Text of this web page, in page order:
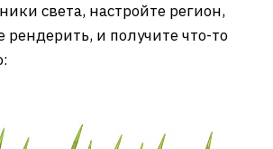
света, настройте регион,
рендерить, и получите что-то